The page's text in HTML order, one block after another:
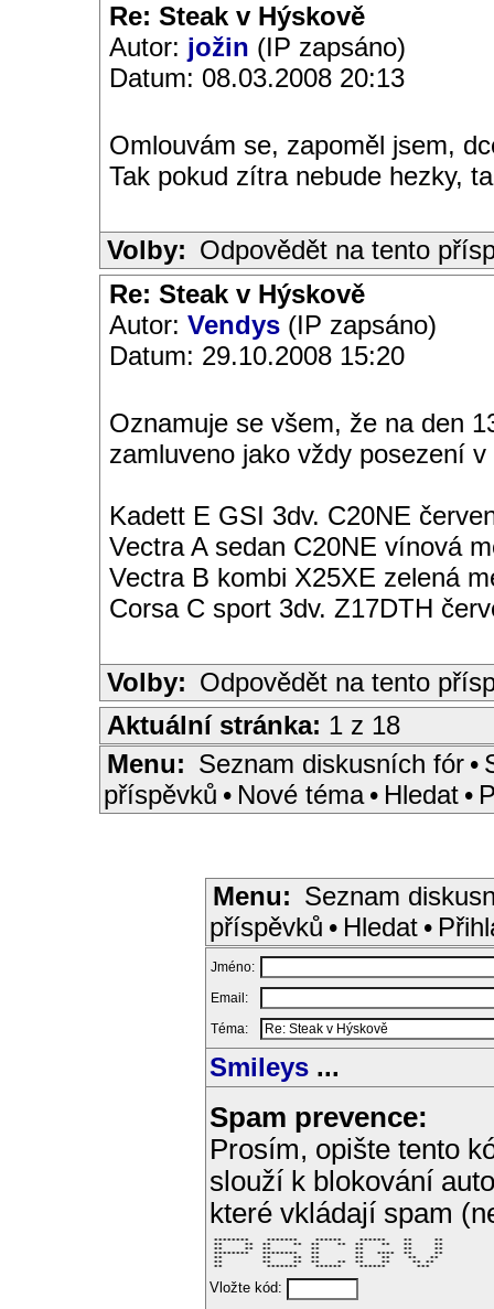
Re: Steak v Hýskově
Autor: jožin (IP zapsáno)
Datum: 08.03.2008 20:13
Omlouvám se, zapoměl jsem,
Tak pokud zítra nebude hezky,
Volby: Odpovědět na tento
Re: Steak v Hýskově
Autor: Vendys (IP zapsáno)
Datum: 29.10.2008 15:20
Oznamuje se všem, že na den
zamluveno jako vždy posezení
Kadett E GSI 3dv. C20NE
Vectra A sedan C20NE vínová
Vectra B kombi X25XE zelená
Corsa C sport 3dv. Z17DTH
Volby: Odpovědět na tento
Aktuální stránka: 1 z 18
Menu: Seznam diskusních fór •
příspěvků • Nové téma • Hledat •
Menu: Seznam
příspěvků • Hledat •
Jméno:
Email:
Téma:
Smileys ...
Spam prevence:
Prosím, opište tento
slouží k blokování
které vkládají spam
********    *******    ******    ******    **     **
**     **  **     **  **    **  **    **   **     **
**     **  **         **        **         **     **
********   ********   **        **   ****  **     **
**         **     **  **        **    **    **   **
**         **     **  **    **  **    **     ** **
**          *******    ******    ******       ***
Vložte kód: